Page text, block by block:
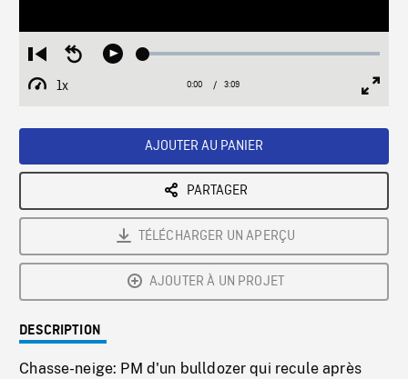
Restart
from
beginning
Seek
Play Loaded:
1x
Playback
Current
0:00 / Duration
3:09
AJOUTER AU PANIER
PARTAGER
TÉLÉCHARGER UN APERÇU
AJOUTER À UN PROJET
DESCRIPTION
Chasse-neige: PM d'un bulldozer qui recule après